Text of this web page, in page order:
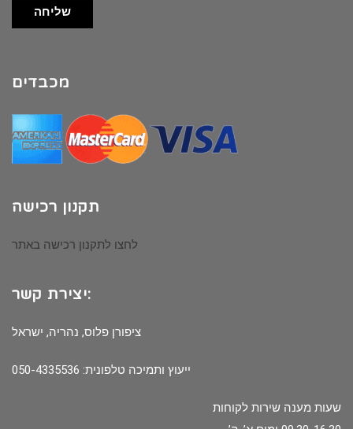
שליחה
מכבדים
תקנון רכישה
לחצו לתקנון רכישה באתר
יצירת קשר:
ציפורן פלוס, נהריה, ישראל
ייעוץ ותמיכה טלפונית: 050-4335536
שעות מענה שירות לקוחות